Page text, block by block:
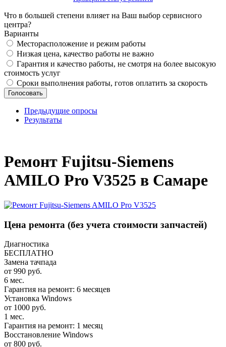
Что в большей степени влияет на Ваш выбор сервисного
центра?
Варианты
Месторасположение и режим работы
Низкая цена, качество работы не важно
Гарантия и качество работы, не смотря на более высокую
стоимость услуг
Сроки выполнения работы, готов оплатить за скорость
Предыдущие опросы
Результаты
Ремонт Fujitsu-Siemens
AMILO Pro V3525 в Самаре
Цена ремонта (без учета стоимости запчастей)
Диагностика
БЕСПЛАТНО
Замена тачпада
от 990 руб.
6 мес.
Гарантия на ремонт: 6 месяцев
Установка Windows
от 1000 руб.
1 мес.
Гарантия на ремонт: 1 месяц
Восстановление Windows
от 800 руб.